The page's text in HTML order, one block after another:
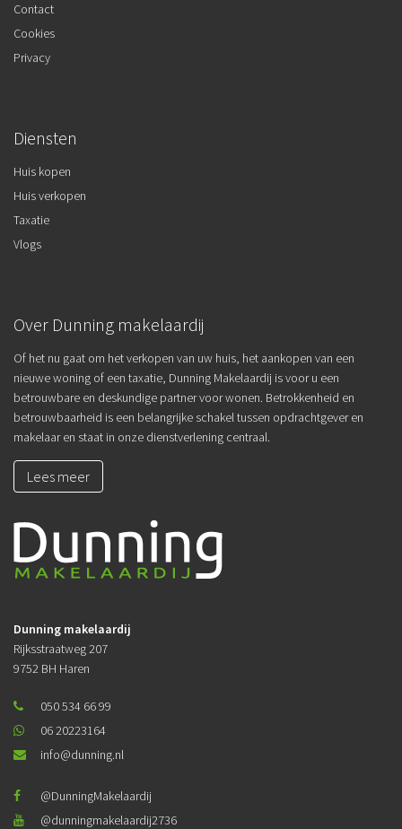
Contact
Cookies
Privacy
Diensten
Huis kopen
Huis verkopen
Taxatie
Vlogs
Over Dunning makelaardij
Of het nu gaat om het verkopen van uw huis, het aankopen van een
nieuwe woning of een taxatie, Dunning Makelaardij is voor u een
betrouwbare en deskundige partner voor wonen. Betrokkenheid en
betrouwbaarheid is een belangrijke schakel tussen opdrachtgever en
makelaar en staat in onze dienstverlening centraal.
Lees meer
Dunning makelaardij
Rijksstraatweg 207
9752 BH Haren
050 534 66 99
06 20223164
info@dunning.nl
@DunningMakelaardij
@dunningmakelaardij2736